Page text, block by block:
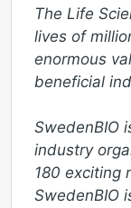
The Life
lives of
enormous
beneficial
SwedenBIO
industry
180 exciting
SwedenBIO